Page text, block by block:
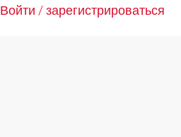
Войти / зарегистрироваться